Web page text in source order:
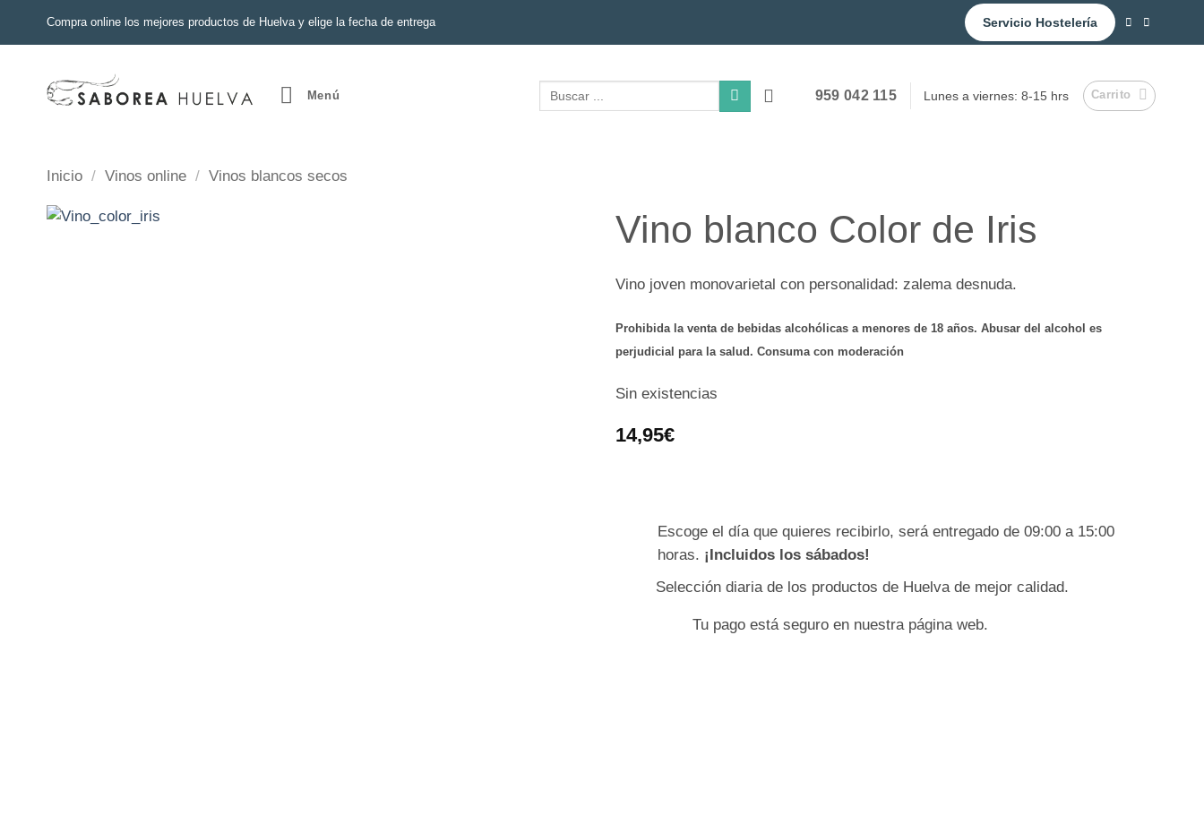
Compra online los mejores productos de Huelva y elige la fecha de entrega Servicio Hostelería
Menú 959 042 115 Lunes a viernes: 8-15 hrs Carrito
Inicio / Vinos online / Vinos blancos secos
Vino blanco Color de Iris
Vino joven monovarietal con personalidad: zalema desnuda.
Prohibida la venta de bebidas alcohólicas a menores de 18 años. Abusar del alcohol es
perjudicial para la salud. Consuma con moderación
Sin existencias
14,95€
Escoge el día que quieres recibirlo, será entregado de 09:00 a 15:00
horas. ¡Incluidos los sábados!
Selección diaria de los productos de Huelva de mejor calidad.
Tu pago está seguro en nuestra página web.